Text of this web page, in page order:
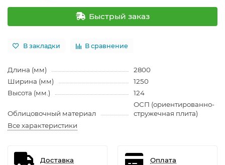
Быстрый заказ
В закладки В сравнение
Длина (мм)
2800
Ширина (мм)
1250
Высота (мм.)
124
Облицовочный материал
ОСП (ориентированно-
стружечная плита)
Все характеристики
Доставка Оплата